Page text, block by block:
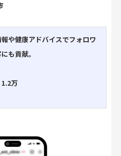
や健康アドバイスでフォロワ
も貢献。
1.2万